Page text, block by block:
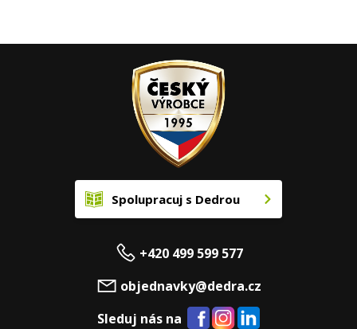
Spolupracuj s Dedrou
+420 499 599 577
objednavky@dedra.cz
Sleduj nás na